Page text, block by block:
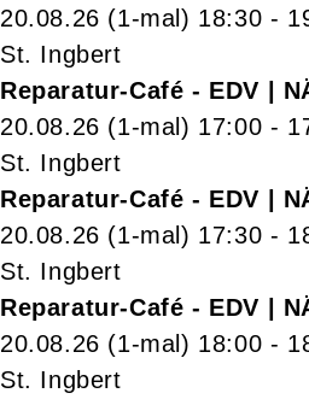
20.08.26 (1-mal) 18:30 -
St. Ingbert
Reparatur-Café - EDV |
20.08.26 (1-mal) 17:00 -
St. Ingbert
Reparatur-Café - EDV |
20.08.26 (1-mal) 17:30 -
St. Ingbert
Reparatur-Café - EDV |
20.08.26 (1-mal) 18:00 -
St. Ingbert